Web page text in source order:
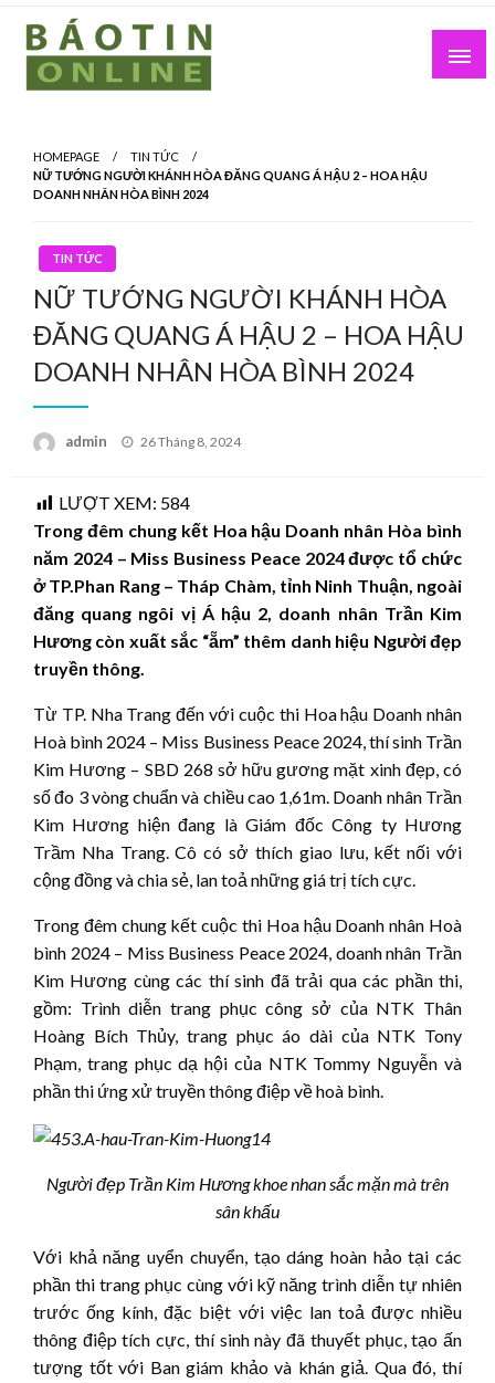
Skip
content
HOMEPAGE
TIN TỨC
NỮ TƯỚNG NGƯỜI KHÁNH HÒA ĐĂNG QUANG Á HẬU 2 – HOA HẬU
DOANH NHÂN HÒA BÌNH 2024
TIN TỨC
NỮ TƯỚNG NGƯỜI KHÁNH HÒA
ĐĂNG QUANG Á HẬU 2 – HOA HẬU
DOANH NHÂN HÒA BÌNH 2024
admin
Posted
26 Tháng 8, 2024
LƯỢT XEM: 584
Trong đêm chung kết Hoa hậu Doanh nhân Hòa bình
năm 2024 – Miss Business Peace 2024 được tổ chức
ở TP.Phan Rang – Tháp Chàm, tỉnh Ninh Thuận, ngoài
đăng quang ngôi vị Á hậu 2, doanh nhân Trần Kim
Hương còn xuất sắc “ẵm” thêm danh hiệu Người đẹp
truyền thông.
Từ TP. Nha Trang đến với cuộc thi Hoa hậu Doanh nhân
Hoà bình 2024 – Miss Business Peace 2024, thí sinh Trần
Kim Hương – SBD 268 sở hữu gương mặt xinh đẹp, có
số đo 3 vòng chuẩn và chiều cao 1,61m. Doanh nhân Trần
Kim Hương hiện đang là Giám đốc Công ty Hương
Trầm Nha Trang. Cô có sở thích giao lưu, kết nối với
cộng đồng và chia sẻ, lan toả những giá trị tích cực.
Trong đêm chung kết cuộc thi Hoa hậu Doanh nhân Hoà
bình 2024 – Miss Business Peace 2024, doanh nhân Trần
Kim Hương cùng các thí sinh đã trải qua các phần thi,
gồm: Trình diễn trang phục công sở của NTK Thân
Hoàng Bích Thủy, trang phục áo dài của NTK Tony
Phạm, trang phục dạ hội của NTK Tommy Nguyễn và
phần thi ứng xử truyền thông điệp về hoà bình.
Người đẹp Trần Kim Hương khoe nhan sắc mặn mà trên
sân khấu
Với khả năng uyển chuyển, tạo dáng hoàn hảo tại các
phần thi trang phục cùng với kỹ năng trình diễn tự nhiên
trước ống kính, đặc biệt với việc lan toả được nhiều
thông điệp tích cực, thí sinh này đã thuyết phục, tạo ấn
tượng tốt với Ban giám khảo và khán giả. Qua đó, thí